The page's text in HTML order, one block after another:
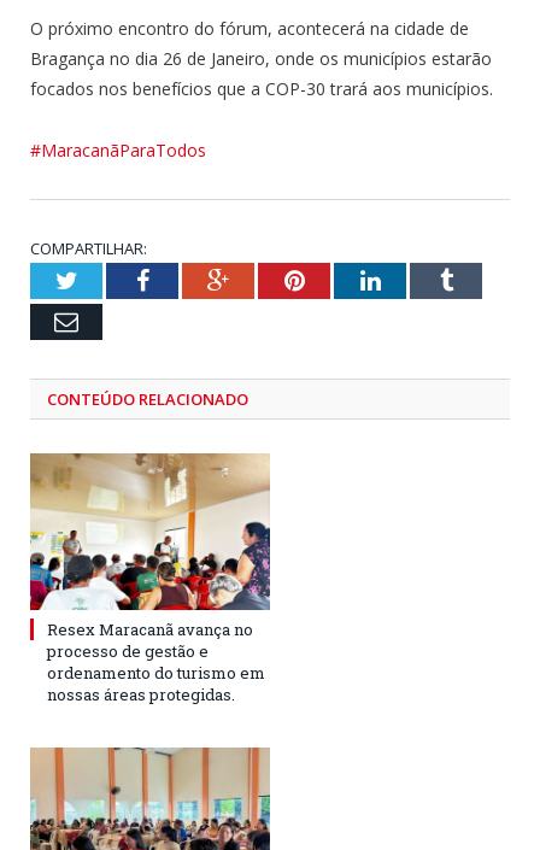
O próximo encontro do fórum, acontecerá na cidade de
Bragança no dia 26 de Janeiro, onde os municípios estarão
focados nos benefícios que a COP-30 trará aos municípios.
#MaracanãParaTodos
COMPARTILHAR:
TwitterFacebookGoogle+PinterestLinkedInTumblr
Email
CONTEÚDO RELACIONADO
Resex Maracanã avança no
processo de gestão e
ordenamento do turismo em
nossas áreas protegidas.